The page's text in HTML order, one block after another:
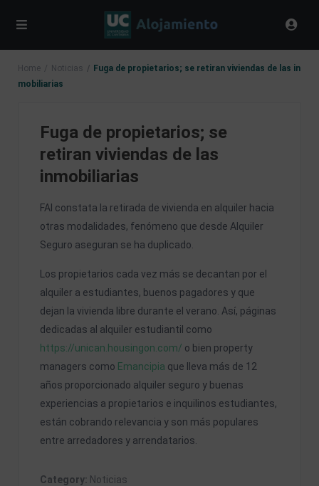
Home Noticias
Fuga de propietarios; se retiran viviendas de las in
mobiliarias
Fuga de propietarios; se
retiran viviendas de las
inmobiliarias
FAI constata la retirada de vivienda en alquiler hacia
otras modalidades, fenómeno que desde Alquiler
Seguro aseguran se ha duplicado.
Los propietarios cada vez más se decantan por el
alquiler a estudiantes, buenos pagadores y que
dejan la vivienda libre durante el verano. Así, páginas
dedicadas al alquiler estudiantil como
https://unican.housingon.com/ o bien property
managers como Emancipia que lleva más de 12
años proporcionado alquiler seguro y buenas
experiencias a propietarios e inquilinos estudiantes,
están cobrando relevancia y son más populares
entre arredadores y arrendatarios.
Category: Noticias